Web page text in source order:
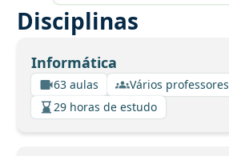
Disciplinas
Informática
63 aulas
Vários professores
29 horas de estudo